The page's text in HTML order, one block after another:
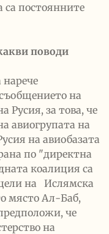
са постоянните
поводи
нарече
на
Русия, за това, че
авиогрупата на
на авиобазата
по "директна
коалиция са
на Ислямска
място Ал-Баб,
че
на